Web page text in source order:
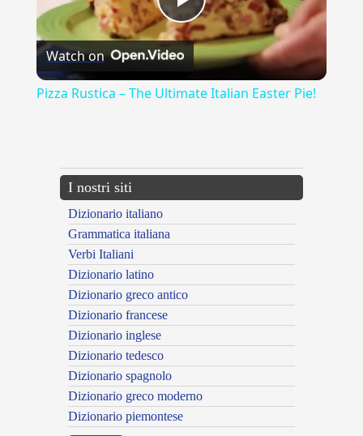
Play
Video
Watch on
Pizza Rustica – The Ultimate Italian Easter Pie!
I nostri siti
Dizionario italiano
Grammatica italiana
Verbi Italiani
Dizionario latino
Dizionario greco antico
Dizionario francese
Dizionario inglese
Dizionario tedesco
Dizionario spagnolo
Dizionario greco moderno
Dizionario piemontese